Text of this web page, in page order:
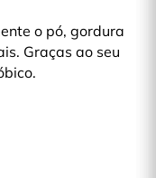
o pó, gordura
Graças ao seu